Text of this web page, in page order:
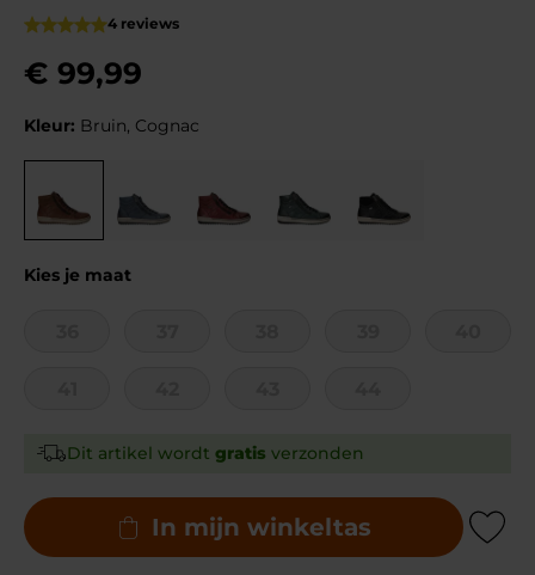
4 reviews
€ 99,99
Kleur: Bruin, Cognac
Kies je maat
Dit artikel wordt gratis verzonden
In mijn winkeltas Add to